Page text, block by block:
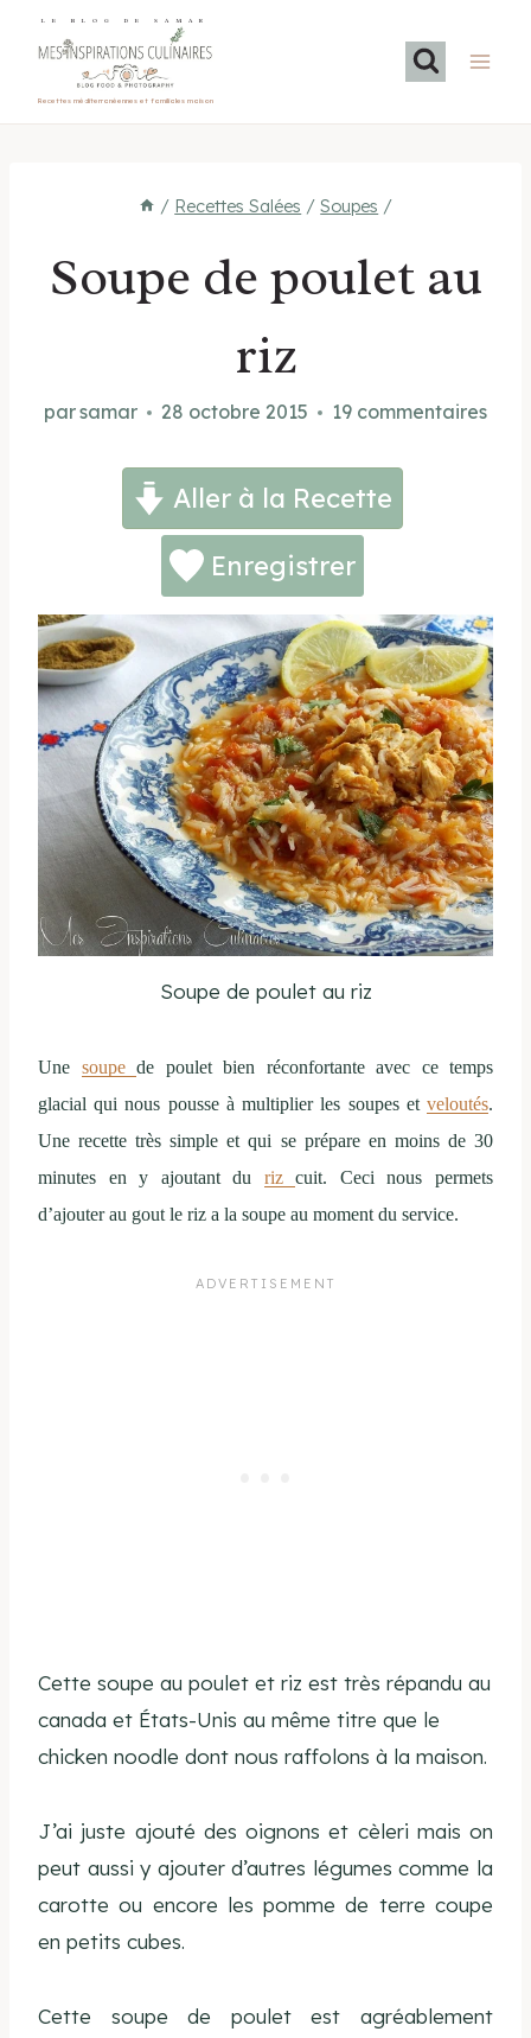
LE BLOG DE SAMAR
Recettes méditerranéennes et familiales maison
/ Recettes Salées / Soupes /
Soupe de poulet au
riz
parsamar 28 octobre 2015 19 commentaires
Aller à la Recette
Enregistrer
Soupe de poulet au riz
Une soupe de poulet bien réconfortante avec ce temps
glacial qui nous pousse à multiplier les soupes et veloutés.
Une recette très simple et qui se prépare en moins de 30
minutes en y ajoutant du rizcuit. Ceci nous permets
d’ajouter au gout le riz a la soupe au moment du service.
Cette soupe au poulet et riz est très répandu au
canada et États-Unis au même titre que le
chicken noodle dont nous raffolons à la maison.
J’ai juste ajouté des oignons et cèleri mais on
peut aussi y ajouter d’autres légumes comme la
carotte ou encore les pomme de terre coupe
en petits cubes.
Cette soupe de poulet est agréablement